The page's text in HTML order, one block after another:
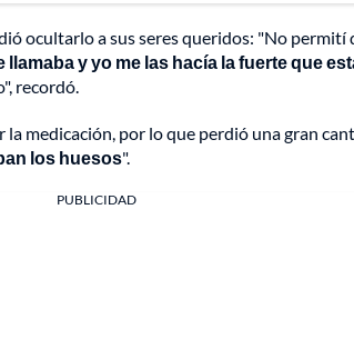
ocultarlo a sus seres queridos: "No permití
llamaba y yo me las hacía la fuerte que
recordó.
medicación, por lo que perdió una gran
los huesos".
PUBLICIDAD